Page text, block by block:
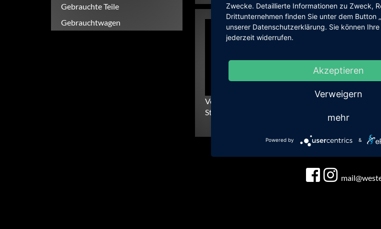
Gebrauchte Teile
Gebrauchtwagen
Verstellbares WESMO Uniball
Sturzkit
Zwecke. Detaillierte Informationen zu Zweck,
Drittunternehmen finden Sie unter dem Button
unserer Datenschutzerklärung. Sie können Ihre
jederzeit widerrufen.
Akzeptieren
Verweigern
mehr
Powered by &